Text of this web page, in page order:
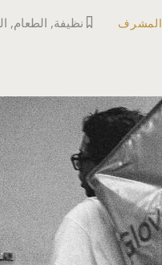
المشرف نظيفة, الطعام,